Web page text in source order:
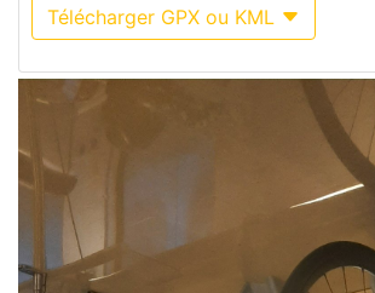
Télécharger GPX ou KML